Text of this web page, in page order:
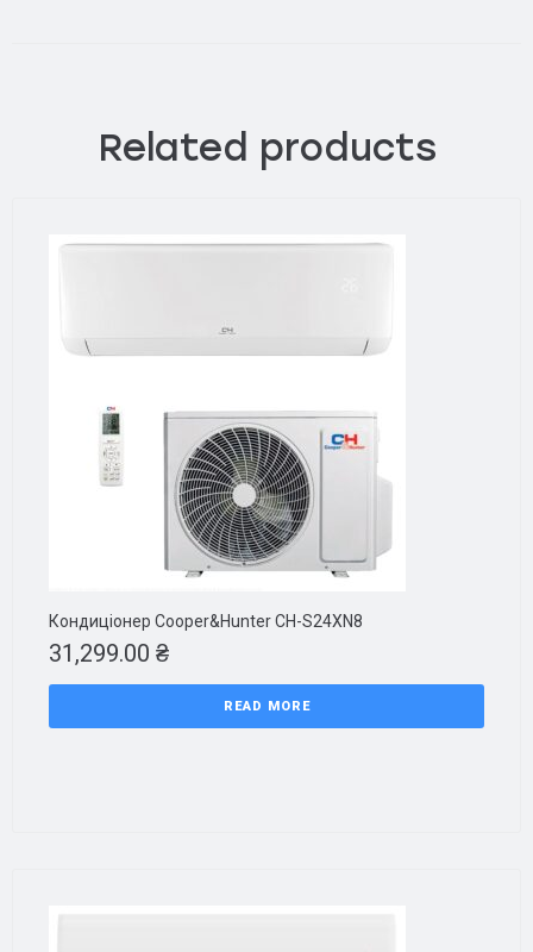
Related products
Кондиціонер Cooper&Hunter CH-S24XN8
31,299.00 ₴
READ MORE